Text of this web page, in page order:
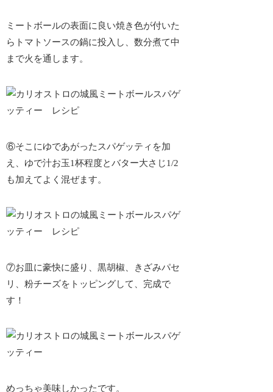
ミートボールの表面に良い焼き色が付いた
らトマトソースの鍋に投入し、数分煮て中
まで火を通します。
⑥そこにゆであがったスパゲッティを加
え、ゆで汁お玉1杯程度とバター大さじ1/2
も加えてよく混ぜます。
⑦お皿に豪快に盛り、黒胡椒、きざみパセ
リ、粉チーズをトッピングして、完成で
す！
めっちゃ美味しかったです。